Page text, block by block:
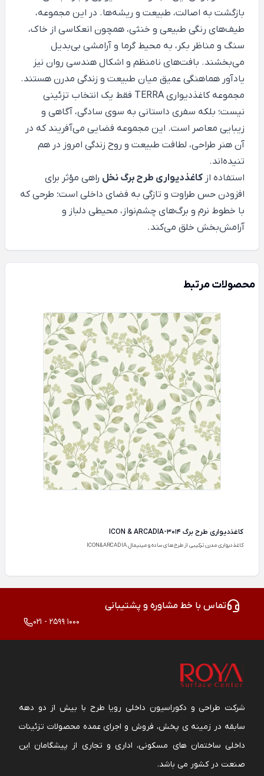
بازگشت به اصالت، طبیعت و ریشه‌ها. در این مجموعه،
طیف‌های رنگی طبیعی و خنثی، همچون انعکاسی از خاک،
سنگ و مناظر بکر، به محیط گرما و آرامشی بی‌بدیل
می‌بخشند. بافت‌های نامنظم و اشکال هندسی روان نیز
یادآور هماهنگی عمیق میان طبیعت و زندگی مدرن هستند.
مجموعه کاغذدیواری TERRA فقط یک انتخاب تزئینی
نیست؛ بلکه سفری داستانی به سوی سادگی، آگاهی و
زیبایی معاصر است. این مجموعه فضایی می‌آفریند که در
آن هنر طراحی، لطافت طبیعت و روح زندگی امروز در هم
تنیده‌اند.
استفاده از کاغذدیواری طرح برگ نخل راهی مؤثر برای
افزودن حس طراوت و تازگی به فضای داخلی است؛ طرحی که
با خطوط نرم و برگ‌های چشم‌نواز، محیطی دلباز و
آرامش‌بخش خلق می‌کند.
محصولات مرتبط
کاغذدیواری طرح برگ ICON & ARCADIA-3014
کاغذدیواری مدرن ترکیبی از طرح‌های ساده و مینیمال ICON&ARCADIA
تماس با خط مشاوره و پشتیبانی
021 - 2599 1000
شرکت طراحی و دکوراسیون داخلی رویا طرح با بیش از دو دهه
سابقه در زمینه ی پخش، فروش و اجرای عمده محصولات تزئینات
داخلی ساختمان های مسکونی، اداری و تجاری از پیشگامان این
صنعت در کشور می باشد.